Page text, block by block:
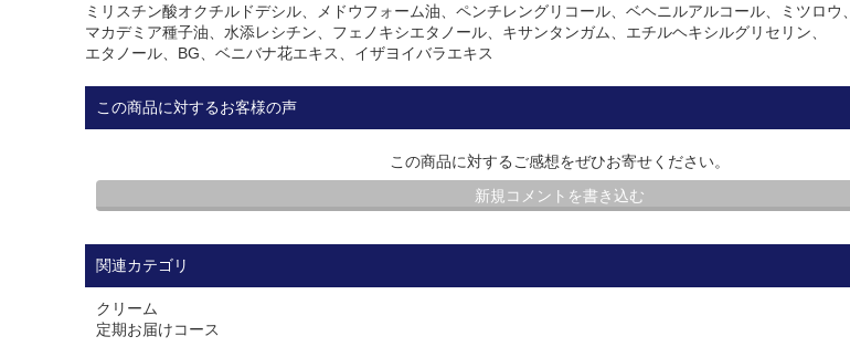
ミリスチン酸オクチルドデシル、メドウフォーム油、ペンチレングリコール、ベヘニルアルコール、ミツロウ、
マカデミア種子油、水添レシチン、フェノキシエタノール、キサンタンガム、エチルヘキシルグリセリン、
エタノール、BG、ベニバナ花エキス、イザヨイバラエキス
この商品に対するお客様の声
この商品に対するご感想をぜひお寄せください。
新規コメントを書き込む
関連カテゴリ
クリーム
定期お届けコース